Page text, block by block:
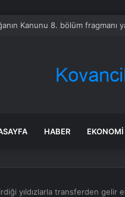
Traktör-Motosiklet Kazası
HABER EKONOMI
yıldızlarla transferden gelir